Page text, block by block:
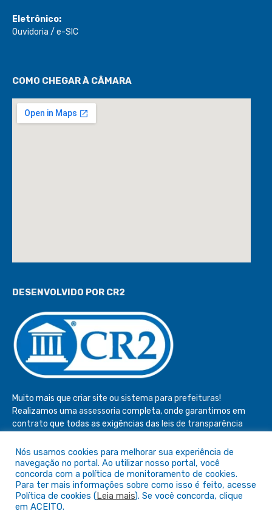
Eletrônico:
Ouvidoria / e-SIC
COMO CHEGAR À CÂMARA
DESENVOLVIDO POR CR2
Muito mais que criar site ou sistema para prefeituras!
Realizamos uma assessoria completa, onde garantimos em
contrato que todas as exigências das leis de transparência
Conheça oPNTPe oRadar da Transparência Pública
Nós usamos cookies para melhorar sua experiência de
navegação no portal. Ao utilizar nosso portal, você
concorda com a política de monitoramento de cookies.
Para ter mais informações sobre como isso é feito, acesse
Política de cookies (Leia mais). Se você concorda, clique
em ACEITO.